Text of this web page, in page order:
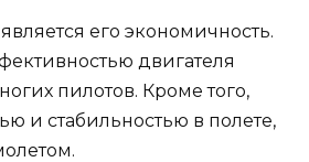
его экономичность.
двигателя
пилотов. Кроме того,
и стабильностью в полете,